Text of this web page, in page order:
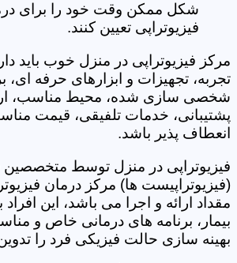
شکل ممکن وقت خود را برای
فیزیوتراپی تعیین کنند.
مرکز فیزیوتراپی در منزل خوب باید
تجربه، تجهیزات و ابزارهای حرفه ای،
شخصی سازی شده، محیط مناسب،
پشتیبانی، خدمات تلفیقی، قیمت
انعطاف پذیر باشد.
فیزیوتراپی در منزل توسط متخصصین
(فیزیوتراپیست ها) مرکز درمان
مقداد ارائه و اجرا می باشد، این
بیمار، برنامه های درمانی خاص و
بهینه سازی حالت فیزیکی فرد را